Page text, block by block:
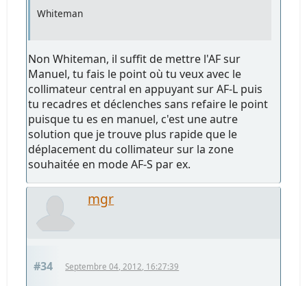
Whiteman
Non Whiteman, il suffit de mettre l'AF sur
Manuel, tu fais le point où tu veux avec le
collimateur central en appuyant sur AF-L puis
tu recadres et déclenches sans refaire le point
puisque tu es en manuel, c'est une autre
solution que je trouve plus rapide que le
déplacement du collimateur sur la zone
souhaitée en mode AF-S par ex.
mgr
#34 Septembre 04, 2012, 16:27:39